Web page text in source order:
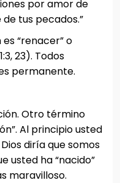
por amor de
tus pecados.”
“renacer” o
23). Todos
permanente.
Otro término
Al principio usted
diría que somos
usted ha “nacido”
maravilloso.